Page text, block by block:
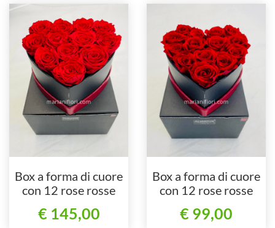
Box a forma di cuore
con 12 rose rosse
€ 145,00
Box a forma di cuore
con 12 rose rosse
€ 99,00